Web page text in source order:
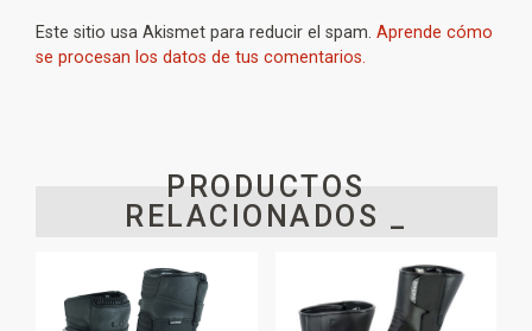
Este sitio usa Akismet para reducir el spam. Aprende cómo
se procesan los datos de tus comentarios.
PRODUCTOS
RELACIONADOS _